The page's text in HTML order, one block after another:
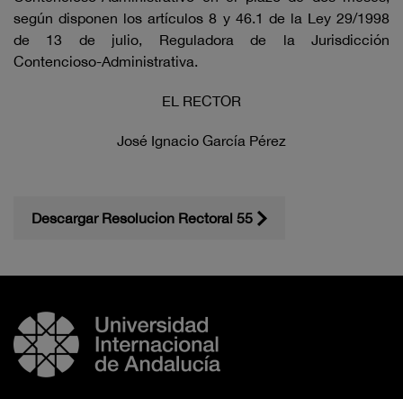
según disponen los artículos 8 y 46.1 de la Ley 29/1998
de 13 de julio, Reguladora de la Jurisdicción
Contencioso-Administrativa.
EL RECTOR
José Ignacio García Pérez
Descargar Resolucion Rectoral 55